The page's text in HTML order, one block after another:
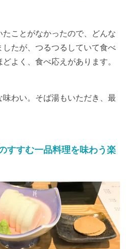
ことがなかったので、どんな
たが、つるつるしていて食べ
よく、食べ応えがあります。
わい。そば湯もいただき、最
すすむ一品料理を味わう楽